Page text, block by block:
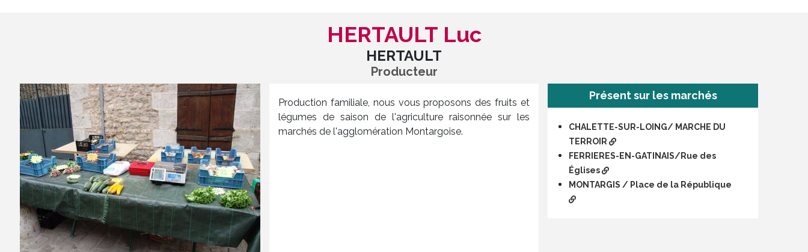
HERTAULT Luc
HERTAULT
Producteur
Production familiale, nous vous proposons des fruits et
légumes de saison de l'agriculture raisonnée sur les
marchés de l'agglomération Montargoise.
Présent sur les marchés
CHALETTE-SUR-LOING/ MARCHE DU
TERROIR
FERRIERES-EN-GATINAIS/Rue des
Églises
MONTARGIS / Place de la République